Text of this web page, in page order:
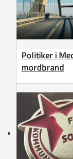
Politiker i
mordbrand